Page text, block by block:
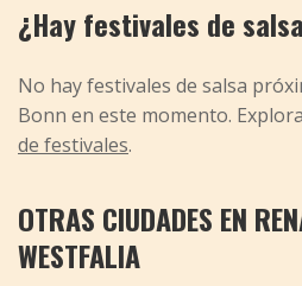
¿Hay festivales de
No hay festivales de salsa
Bonn en este momento.
de festivales.
OTRAS CIUDADES EN
WESTFALIA